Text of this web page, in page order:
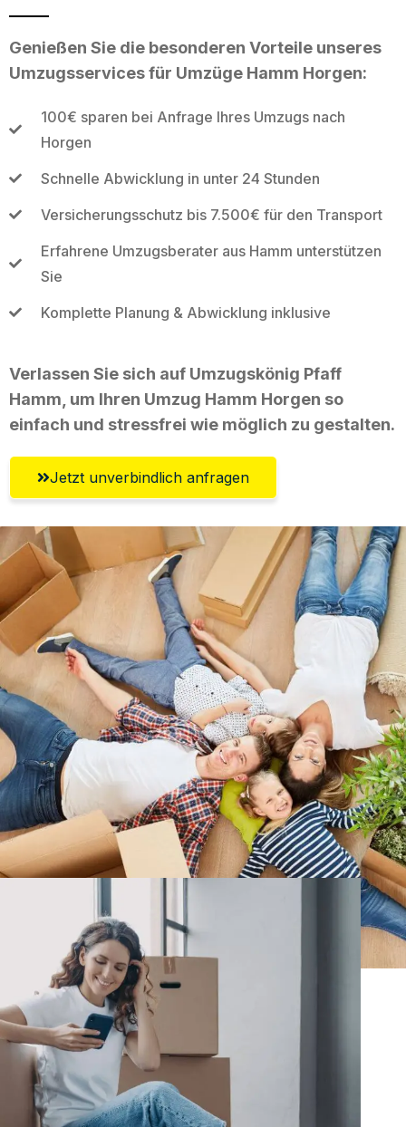
Genießen Sie die besonderen Vorteile unseres
Umzugsservices für Umzüge Hamm Horgen:
100€ sparen bei Anfrage Ihres Umzugs nach
Horgen
Schnelle Abwicklung in unter 24 Stunden
Versicherungsschutz bis 7.500€ für den Transport
Erfahrene Umzugsberater aus Hamm unterstützen
Sie
Komplette Planung & Abwicklung inklusive
Verlassen Sie sich auf Umzugskönig Pfaff
Hamm, um Ihren Umzug Hamm Horgen so
einfach und stressfrei wie möglich zu gestalten.
Jetzt unverbindlich anfragen